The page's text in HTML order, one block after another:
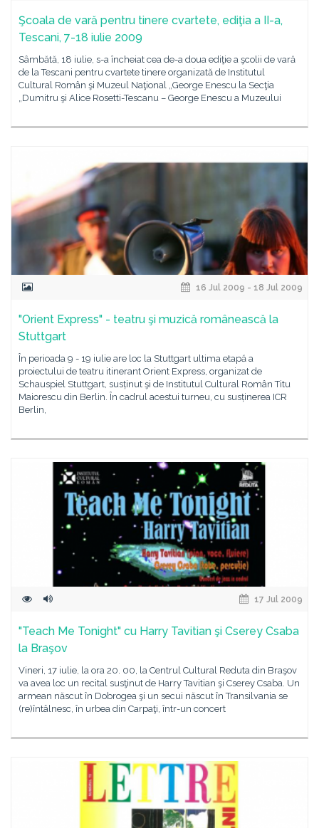
Şcoala de vară pentru tinere cvartete, ediţia a II-a,
Tescani, 7-18 iulie 2009
Sâmbătă, 18 iulie, s-a încheiat cea de-a doua ediţie a şcolii de vară
de la Tescani pentru cvartete tinere organizată de Institutul
Cultural Român şi Muzeul Naţional „George Enescu la Secţia
„Dumitru şi Alice Rosetti-Tescanu – George Enescu a Muzeului
16 Jul 2009 - 18 Jul 2009
"Orient Express" - teatru şi muzică românească la
Stuttgart
În perioada 9 - 19 iulie are loc la Stuttgart ultima etapă a
proiectului de teatru itinerant Orient Express, organizat de
Schauspiel Stuttgart, susținut şi de Institutul Cultural Român Titu
Maiorescu din Berlin. În cadrul acestui turneu, cu susținerea ICR
Berlin,
17 Jul 2009
"Teach Me Tonight" cu Harry Tavitian şi Cserey Csaba
la Braşov
Vineri, 17 iulie, la ora 20. 00, la Centrul Cultural Reduta din Braşov
va avea loc un recital susţinut de Harry Tavitian şi Cserey Csaba. Un
armean născut în Dobrogea şi un secui născut în Transilvania se
(re)întâlnesc, în urbea din Carpaţi, într-un concert